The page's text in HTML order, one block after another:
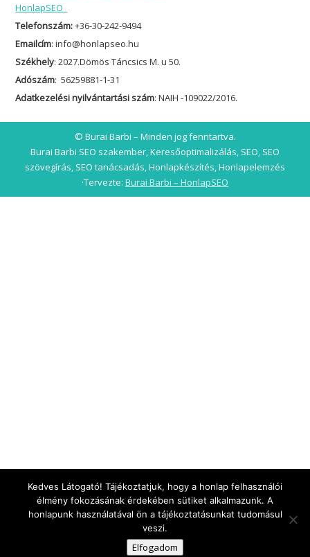
HonlapSEO
Telefonszám:+36-30-242-9494
Emailcím: info@honlapseo.hu
Székhely: 2027.Dömös Táncsics M. u 50.
Adószám: 56259881-1-31
Adatkezelési nyilvántartási szám: NAIH -109022/2016.
© Burai Barbi – Minden jog fenntartva.
Burai Barbi SEO szakember, Keresőoptimalizálás, SEO, SEO
szövegírás, SEO tanácsadás, Honlapkészítés, Honlapelemzés
·Tervezte: Burai Barbi – HonlapSEO
Kedves Látogató! Tájékoztatjuk, hogy a honlap felhasználói
élmény fokozásának érdekében sütiket alkalmazunk. A
honlapunk használatával ön a tájékoztatásunkat tudomásul
veszi.
Elfogadom